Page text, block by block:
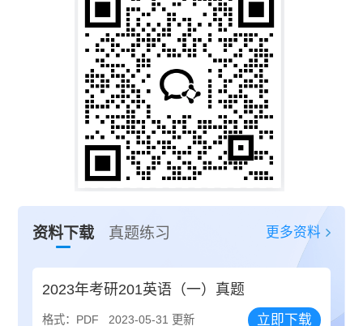
资料下载 真题练习 更多资料
2023年考研201英语（一）真题
格式：PDF 2023-05-31 更新 立即下载